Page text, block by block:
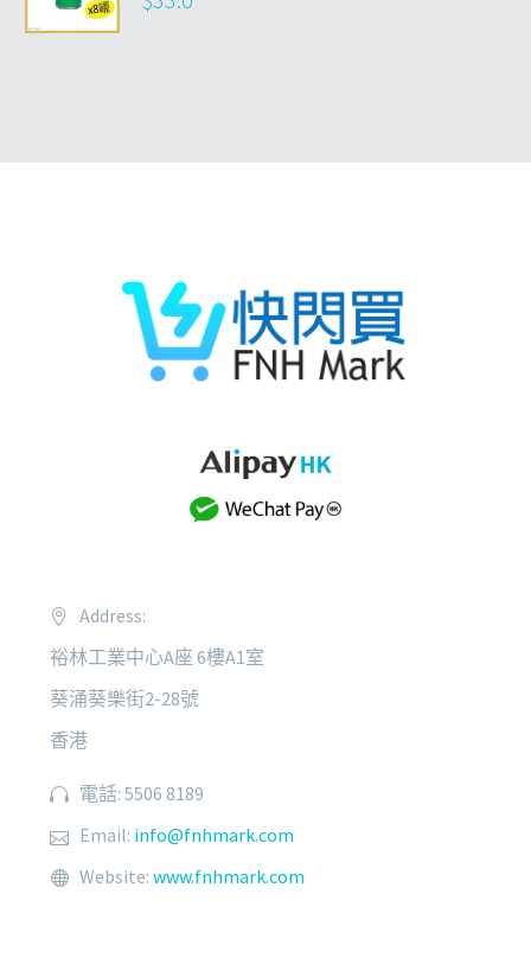
Address:
裕林工業中心A座 6樓A1室
葵涌葵樂街2-28號
香港
電話: 5506 8189
Email: info@fnhmark.com
Website: www.fnhmark.com